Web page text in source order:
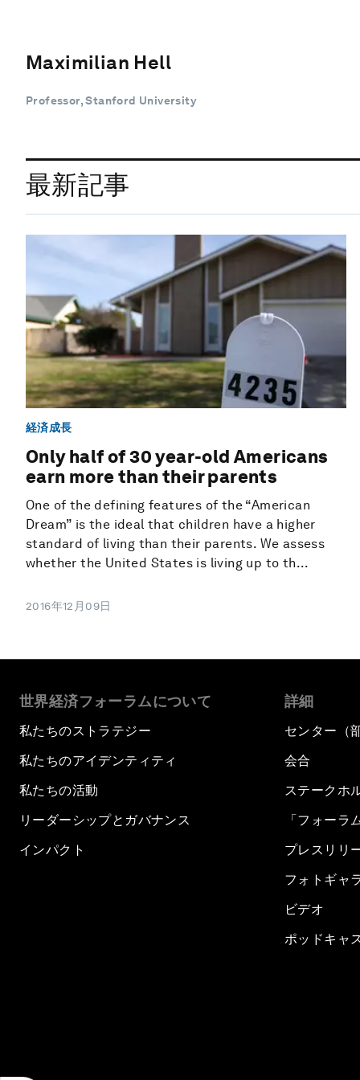
Maximilian Hell
Professor, Stanford University
最新記事
経済成長
Only half of 30 year-old Americans
earn more than their parents
One of the defining features of the “American
Dream” is the ideal that children have a higher
standard of living than their parents. We assess
whether the United States is living up to th...
2016年12月09日
世界経済フォーラムについて
私たちのストラテジー
私たちのアイデンティティ
私たちの活動
リーダーシップとガバナンス
インパクト
詳細
センター（
会合
ステークホ
「フォーラ
プレスリリ
フォトギャ
ビデオ
ポッドキャ